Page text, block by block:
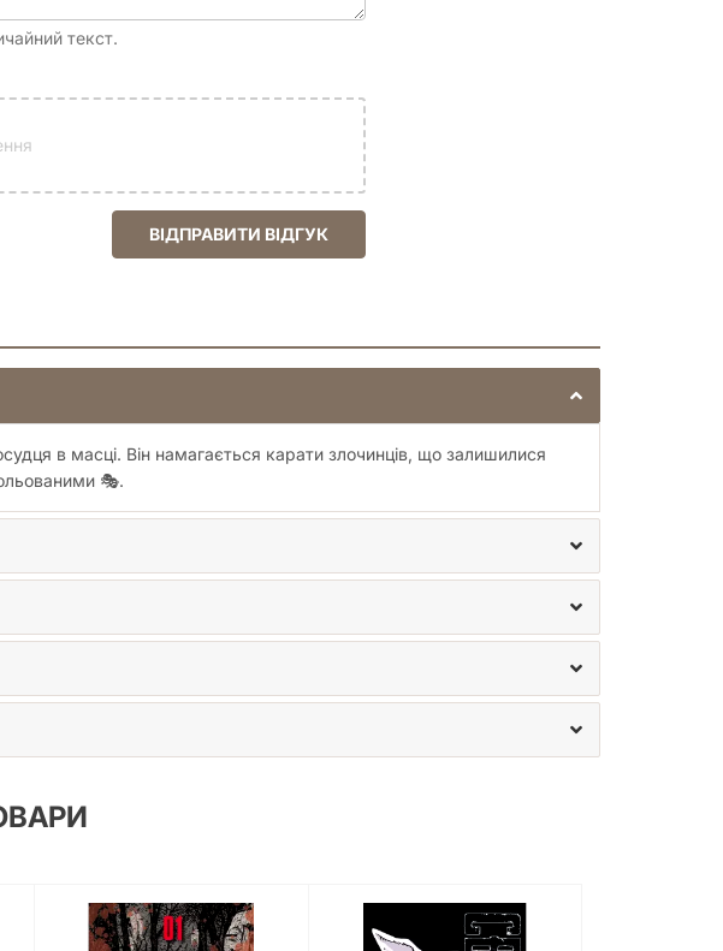
текст.
ВІДПРАВИТИ ВІДГУК
в масці. Він намагається карати злочинців, що залишилися
🎭.